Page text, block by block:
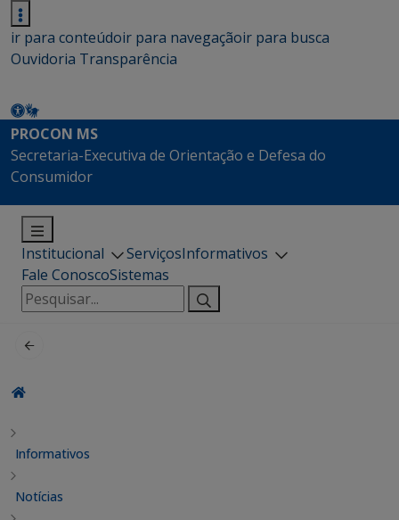
ir para conteúdoir para navegaçãoir para busca
Ouvidoria Transparência
PROCON MS
Secretaria-Executiva de Orientação e Defesa do
Consumidor
Institucional ServiçosInformativos
Fale ConoscoSistemas
Pesquisar
por:
Informativos
Notícias